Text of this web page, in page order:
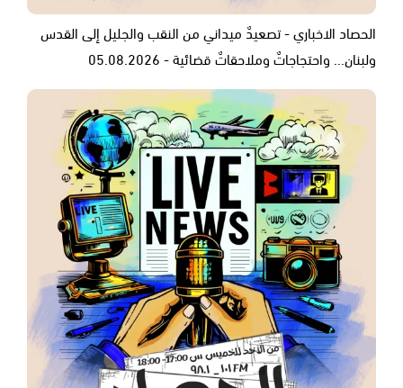
الحصاد الاخباري - تصعيدٌ ميداني من النقب والجليل إلى القدس
ولبنان... واحتجاجاتٌ وملاحقاتٌ قضائية - 05.08.2026